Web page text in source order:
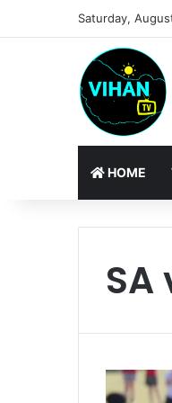
Saturday,
HOME
SA